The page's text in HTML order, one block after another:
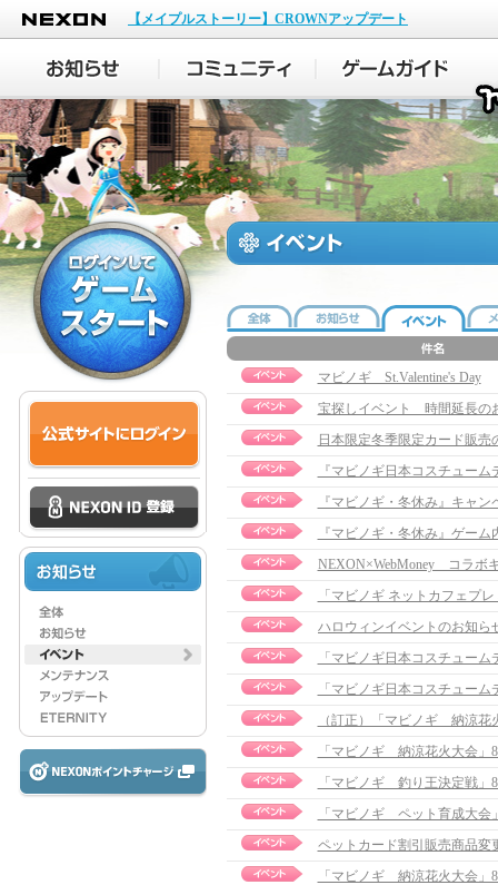
NEXON
【メイプルストーリー】CROWNアップデート
マビノギ St.Valentine's Day
宝探しイベント 時間延長の
日本限定冬季限定カード販売
『マビノギ日本コスチュー
『マビノギ・冬休み』キャ
『マビノギ・冬休み』ゲー
NEXON×WebMoney コラボ
「マビノギ ネットカフェプ
ハロウィンイベントのお知ら
「マビノギ日本コスチュー
「マビノギ日本コスチュー
（訂正）「マビノギ 納涼花
「マビノギ 納涼花火大会」
「マビノギ 釣り王決定戦」
「マビノギ ペット育成大会
ペットカード割引販売商品変
「マビノギ 納涼花火大会」